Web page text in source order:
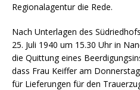
Regionalagentur die Rede.
Nach Unterlagen des
25. Juli 1940 um 15.30 Uhr in
die Quittung eines
dass Frau Keiffer am
für Lieferungen für den